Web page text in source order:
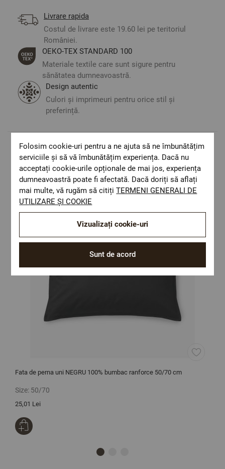
Livrare rapida
Costul de livrare este 19.60 lei pe teritoriul
României.
ОЕКО-ТЕX STANDARD 100
Materiale textile care sunt sigure pentru
sănătatea dumneavoastră.
Design autentic
Culori și imprimeuri pentru orice stil și
preferință.
Optiuni de a combina
Fata de perna uni NEGRU 100% bumbac ranforce 50/70 cm
Size: 50/70
25,01 Lei
Folosim cookie-uri pentru a ne ajuta să ne îmbunătățim
serviciile și să vă îmbunătățim experiența. Dacă nu
acceptați cookie-urile opționale de mai jos, experiența
dumneavoastră poate fi afectată. Dacă doriți să aflați
mai multe, vă rugăm să citițiTERMENI GENERALI DE
UTILIZARE ȘI COOKIE
Sunt de acord
Vizualizați cookie-uri